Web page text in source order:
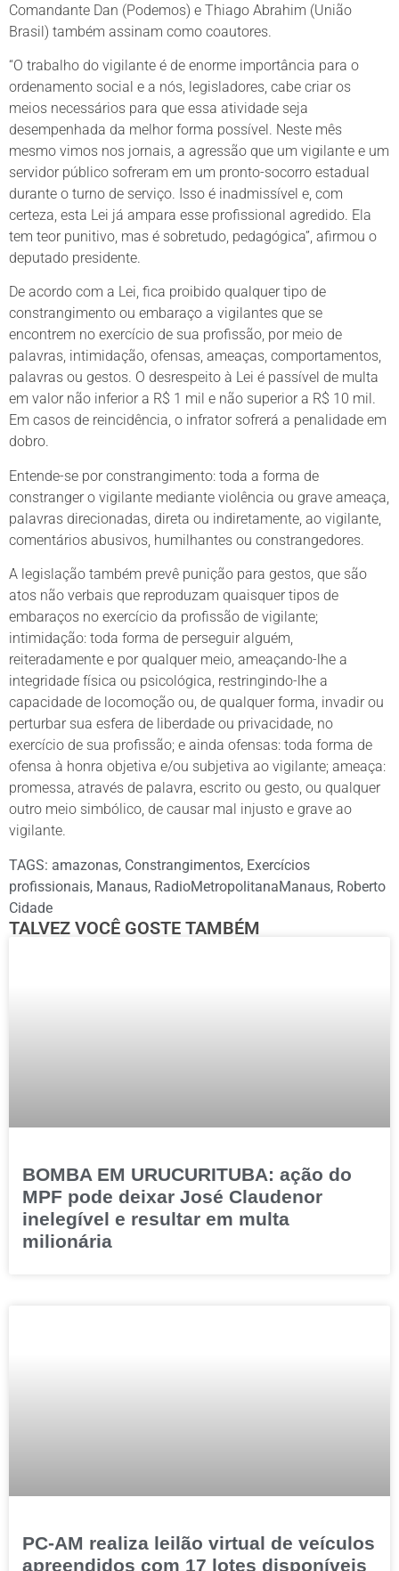
Comandante Dan (Podemos) e Thiago Abrahim (União
Brasil) também assinam como coautores.
“O trabalho do vigilante é de enorme importância para o
ordenamento social e a nós, legisladores, cabe criar os
meios necessários para que essa atividade seja
desempenhada da melhor forma possível. Neste mês
mesmo vimos nos jornais, a agressão que um vigilante e um
servidor público sofreram em um pronto-socorro estadual
durante o turno de serviço. Isso é inadmissível e, com
certeza, esta Lei já ampara esse profissional agredido. Ela
tem teor punitivo, mas é sobretudo, pedagógica”, afirmou o
deputado presidente.
De acordo com a Lei, fica proibido qualquer tipo de
constrangimento ou embaraço a vigilantes que se
encontrem no exercício de sua profissão, por meio de
palavras, intimidação, ofensas, ameaças, comportamentos,
palavras ou gestos. O desrespeito à Lei é passível de multa
em valor não inferior a R$ 1 mil e não superior a R$ 10 mil.
Em casos de reincidência, o infrator sofrerá a penalidade em
dobro.
Entende-se por constrangimento: toda a forma de
constranger o vigilante mediante violência ou grave ameaça,
palavras direcionadas, direta ou indiretamente, ao vigilante,
comentários abusivos, humilhantes ou constrangedores.
A legislação também prevê punição para gestos, que são
atos não verbais que reproduzam quaisquer tipos de
embaraços no exercício da profissão de vigilante;
intimidação: toda forma de perseguir alguém,
reiteradamente e por qualquer meio, ameaçando-lhe a
integridade física ou psicológica, restringindo-lhe a
capacidade de locomoção ou, de qualquer forma, invadir ou
perturbar sua esfera de liberdade ou privacidade, no
exercício de sua profissão; e ainda ofensas: toda forma de
ofensa à honra objetiva e/ou subjetiva ao vigilante; ameaça:
promessa, através de palavra, escrito ou gesto, ou qualquer
outro meio simbólico, de causar mal injusto e grave ao
vigilante.
TAGS: amazonas, Constrangimentos, Exercícios
profissionais, Manaus, RadioMetropolitanaManaus, Roberto
Cidade
TALVEZ VOCÊ GOSTE TAMBÉM
BOMBA EM URUCURITUBA: ação do
MPF pode deixar José Claudenor
inelegível e resultar em multa
milionária
PC-AM realiza leilão virtual de veículos
apreendidos com 17 lotes disponíveis